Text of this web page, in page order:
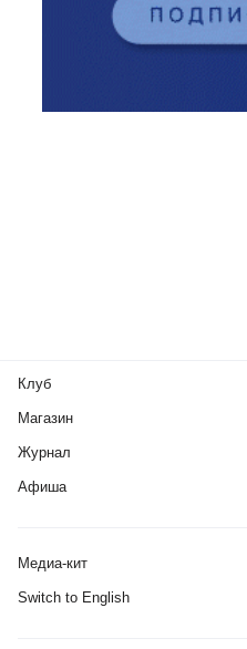
Клуб
Магазин
Журнал
Афиша
Медиа-кит
Switch to English